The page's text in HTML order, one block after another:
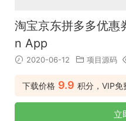
淘宝京东拼多多优惠
n App
2020-06-12 项目源码
下载价格 9.9 积分，VIP免
立